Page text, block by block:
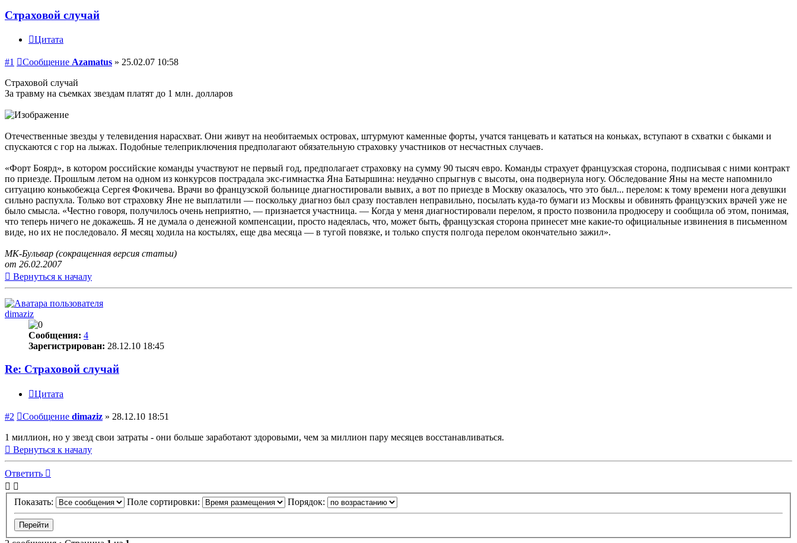
Страховой случай
Цитата
#1 Сообщение Azamatus » 25.02.07 10:58
Страховой случай
За травму на съемках звездам платят до 1 млн. долларов
Отечественные звезды у телевидения нарасхват. Они живут на необитаемых островах, штурмуют каменные форты, учатся танцевать и кататься на коньках, вступают в схватки с быками и
спускаются с гор на лыжах. Подобные телеприключения предполагают обязательную страховку участников от несчастных случаев.
«Форт Боярд», в котором российские команды участвуют не первый год, предполагает страховку на сумму 90 тысяч евро. Команды страхует французская сторона, подписывая с ними контракт
по приезде. Прошлым летом на одном из конкурсов пострадала экс-гимнастка Яна Батыршина: неудачно спрыгнув с высоты, она подвернула ногу. Обследование Яны на месте напомнило
ситуацию конькобежца Сергея Фокичева. Врачи во французской больнице диагностировали вывих, а вот по приезде в Москву оказалось, что это был... перелом: к тому времени нога девушки
сильно распухла. Только вот страховку Яне не выплатили — поскольку диагноз был сразу поставлен неправильно, посылать куда-то бумаги из Москвы и обвинять французских врачей уже не
было смысла. «Честно говоря, получилось очень неприятно, — признается участница. — Когда у меня диагностировали перелом, я просто позвонила продюсеру и сообщила об этом, понимая,
что теперь ничего не докажешь. Я не думала о денежной компенсации, просто надеялась, что, может быть, французская сторона принесет мне какие-то официальные извинения в письменном
виде, но их не последовало. Я месяц ходила на костылях, еще два месяца — в тугой повязке, и только спустя полгода перелом окончательно зажил».
МК-Бульвар (сокращенная версия статьи)
от 26.02.2007
Вернуться к началу
dimaziz
Сообщения: 4
Зарегистрирован: 28.12.10 18:45
Re: Страховой случай
Цитата
#2 Сообщение dimaziz » 28.12.10 18:51
1 миллион, но у звезд свои затраты - они больше заработают здоровыми, чем за миллион пару месяцев восстанавливаться.
Вернуться к началу
Ответить
Показать: Поле сортировки: Порядок: